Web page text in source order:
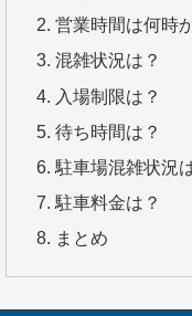
営業時間は何時
混雑状況は？
入場制限は？
待ち時間は？
駐車場混雑状況
駐車料金は？
まとめ